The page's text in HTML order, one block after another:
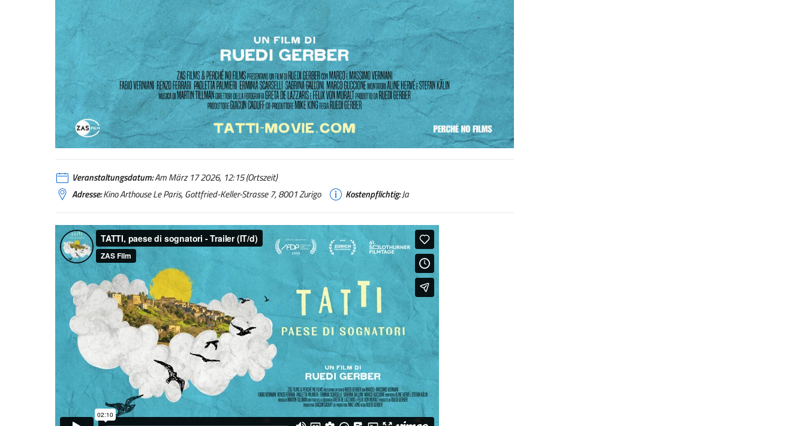
Veranstaltungsdatum:Am März 17 2026, 12:15 (Ortszeit)
Adresse:Kino Arthouse Le Paris, Gottfried-Keller-Strasse 7, 8001 Zurigo Kostenpflichtig:Ja